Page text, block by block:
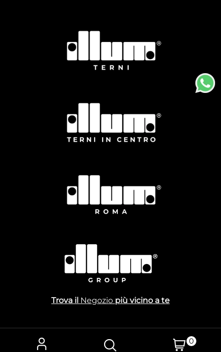
Trova il Negozio più vicino a te
0
Powered byPassepartout